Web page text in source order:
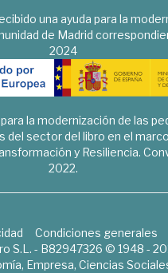
una ayuda para la
de Madrid
2024
la modernización de las
del sector del libro en el
y Resiliencia.
2022.
Condiciones generales
S.L. - B82947326 © 1948 -
Empresa, Ciencias